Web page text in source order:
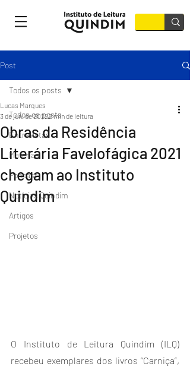
Post
Todos os posts
Entrevistas
Matérias
Podcast
Notícias Quindim
Artigos
Projetos
Todos os posts
Obras da Residência
Literária Favelofágica 2021
chegam ao Instituto
Quindim
Lucas Marques
3 de jun. de 20222 min de leitura
O Instituto de Leitura Quindim (ILQ)
recebeu exemplares dos livros “Carniça”,